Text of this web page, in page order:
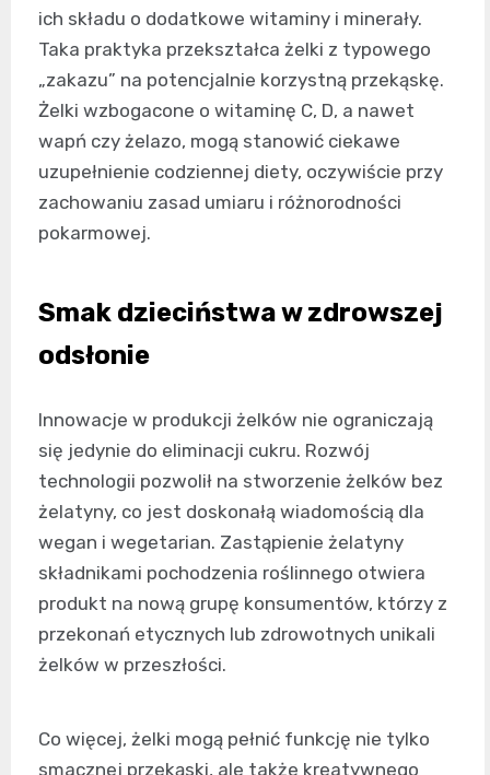
ich składu o dodatkowe witaminy i minerały.
Taka praktyka przekształca żelki z typowego
„zakazu” na potencjalnie korzystną przekąskę.
Żelki wzbogacone o witaminę C, D, a nawet
wapń czy żelazo, mogą stanowić ciekawe
uzupełnienie codziennej diety, oczywiście przy
zachowaniu zasad umiaru i różnorodności
pokarmowej.
Smak dzieciństwa w zdrowszej
odsłonie
Innowacje w produkcji żelków nie ograniczają
się jedynie do eliminacji cukru. Rozwój
technologii pozwolił na stworzenie żelków bez
żelatyny, co jest doskonałą wiadomością dla
wegan i wegetarian. Zastąpienie żelatyny
składnikami pochodzenia roślinnego otwiera
produkt na nową grupę konsumentów, którzy z
przekonań etycznych lub zdrowotnych unikali
żelków w przeszłości.
Co więcej, żelki mogą pełnić funkcję nie tylko
smacznej przekąski, ale także kreatywnego